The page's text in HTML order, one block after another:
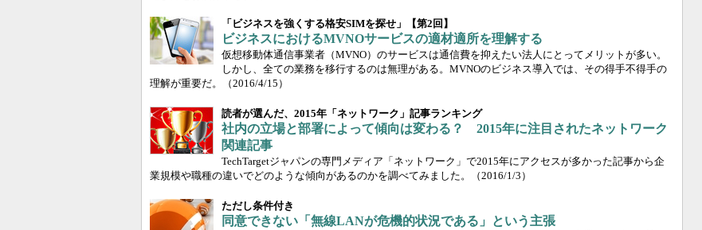
「ビジネスを強くする格安SIMを探せ」【第2回】
ビジネスにおけるMVNOサービスの適材適所を理解する
仮想移動体通信事業者（MVNO）のサービスは通信費を抑えたい法人にとってメリットが多い。
しかし、全ての業務を移行するのは無理がある。MVNOのビジネス導入では、その得手不得手の
理解が重要だ。
（2016/4/15）
読者が選んだ、2015年「ネットワーク」記事ランキング
社内の立場と部署によって傾向は変わる？ 2015年に注目されたネットワーク
関連記事
TechTargetジャパンの専門メディア「ネットワーク」で2015年にアクセスが多かった記事から企
業規模や職種の違いでどのような傾向があるのかを調べてみました。
（2016/1/3）
ただし条件付き
同意できない「無線LANが危機的状況である」という主張